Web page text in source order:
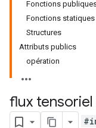
Fonctions
Fonctions
Structures
Attributs publics
opération
flux tensoriel